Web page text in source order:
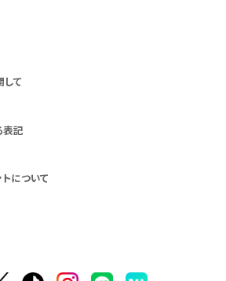
て
表記
について